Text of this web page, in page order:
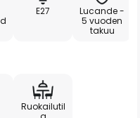
E27
Lucande -
5 vuoden
takuu
Ruokailutil